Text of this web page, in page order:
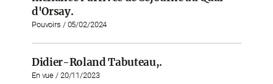
d'Orsay.
Pouvoirs / 05/02/2024
Didier-Roland Tabuteau,.
En vue / 20/11/2023